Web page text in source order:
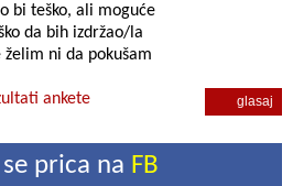
bi teško, ali moguće
da bih izdržao/la
ni da pokušam
ankete
prica na FB